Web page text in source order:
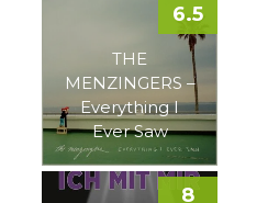
THE
MENZINGERS –
Everything I
Ever Saw
6.5
8